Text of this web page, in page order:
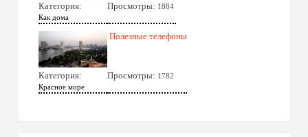
Категория:
Как дома
Просмотры: 1884
Полезные телефоны
Категория:
Красное море
Просмотры: 1782